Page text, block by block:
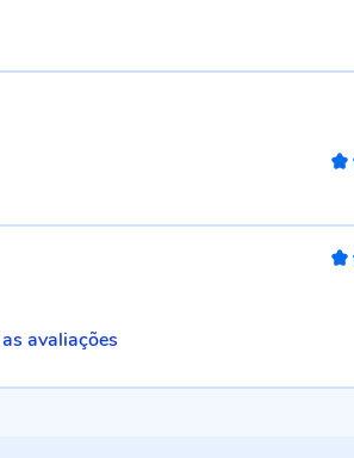
avaliações